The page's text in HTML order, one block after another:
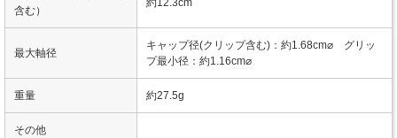
含む）
約12.3cm
最大軸径
キャップ径(クリップ含む)：約1.68cm⌀ グリッ
プ最小径：約1.16cm⌀
重量 約27.5g
その他